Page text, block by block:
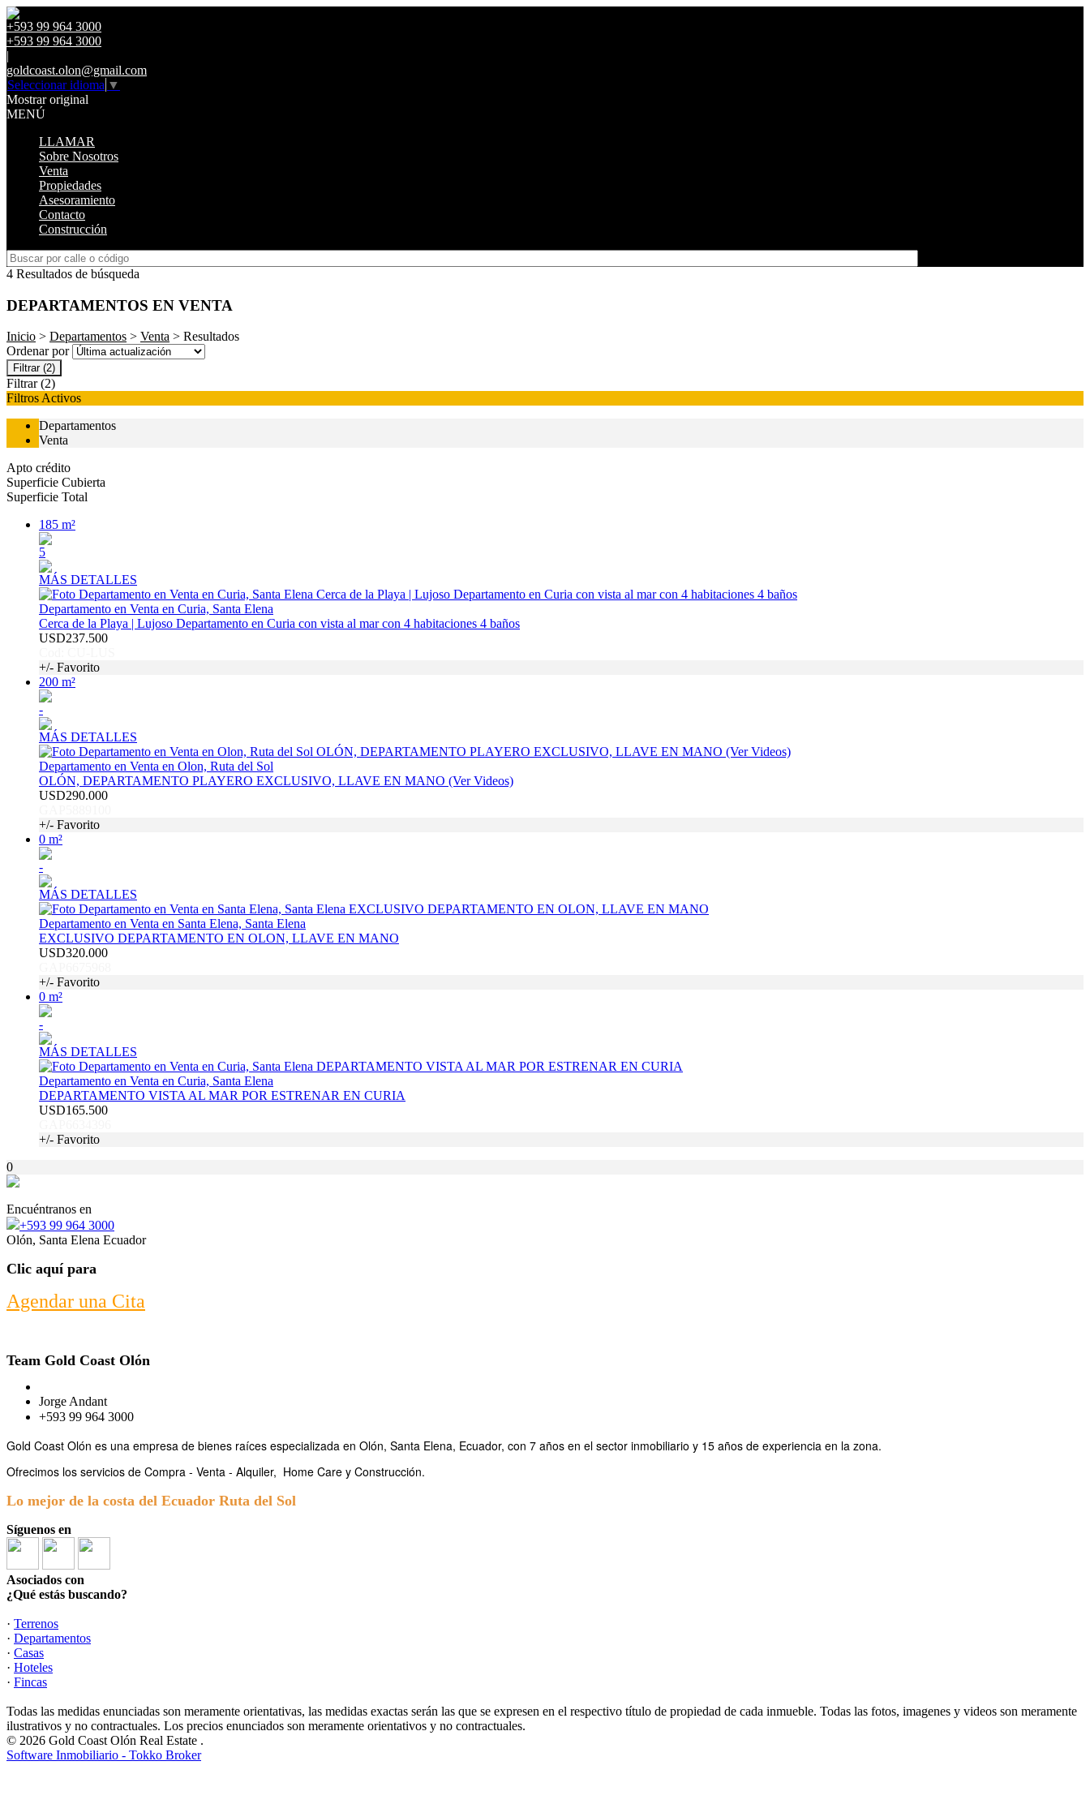
+593 99 964 3000
+593 99 964 3000
|
goldcoast.olon@gmail.com
Seleccionar idioma ▼
Mostrar original
MENÚ
LLAMAR
Sobre Nosotros
Venta
Propiedades
Asesoramiento
Contacto
Construcción
4 Resultados de búsqueda
DEPARTAMENTOS EN VENTA
Inicio > Departamentos > Venta > Resultados
Ordenar por
Filtrar (2)
Filtrar (2)
Filtros Activos
Departamentos
Venta
Apto crédito
Superficie Cubierta
Superficie Total
185 m²
5
MÁS DETALLES
Departamento en Venta en Curia, Santa Elena
Cerca de la Playa | Lujoso Departamento en Curia con vista al mar con 4 habitaciones 4 baños
USD237.500
+/- Favorito
200 m²
-
MÁS DETALLES
Departamento en Venta en Olon, Ruta del Sol
OLÓN, DEPARTAMENTO PLAYERO EXCLUSIVO, LLAVE EN MANO (Ver Videos)
USD290.000
+/- Favorito
0 m²
-
MÁS DETALLES
Departamento en Venta en Santa Elena, Santa Elena
EXCLUSIVO DEPARTAMENTO EN OLON, LLAVE EN MANO
USD320.000
+/- Favorito
0 m²
-
MÁS DETALLES
Departamento en Venta en Curia, Santa Elena
DEPARTAMENTO VISTA AL MAR POR ESTRENAR EN CURIA
USD165.500
+/- Favorito
0
Encuéntranos en
+593 99 964 3000
Olón, Santa Elena Ecuador
Clic aquí para
Agendar una Cita
Team Gold Coast Olón
Jorge Andant
+593 99 964 3000
Gold Coast Olón es una empresa de bienes raíces especializada en Olón, Santa Elena, Ecuador, con 7 años en el sector inmobiliario y 15 años de experiencia en la zona.
Ofrecimos los servicios de Compra - Venta - Alquiler, Home Care y Construcción.
Lo mejor de la costa del Ecuador Ruta del Sol
Síguenos en
Asociados con
¿Qué estás buscando?
· Terrenos
· Departamentos
· Casas
· Hoteles
· Fincas
Todas las medidas enunciadas son meramente orientativas, las medidas exactas serán las que se expresen en el respectivo título de propiedad de cada inmueble. Todas las fotos, imagenes y videos son meramente
ilustrativos y no contractuales. Los precios enunciados son meramente orientativos y no contractuales.
© 2026 Gold Coast Olón Real Estate .
Software Inmobiliario - Tokko Broker